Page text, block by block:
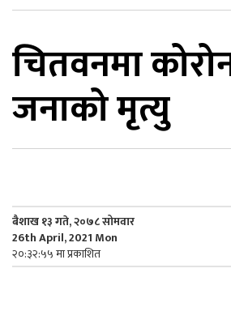
चितवनमा
जनाको मृत्यु
बैशाख १३ गते, २०७८ सोमवार
26th April, 2021 Mon
२०:३२:५५ मा प्रकाशित